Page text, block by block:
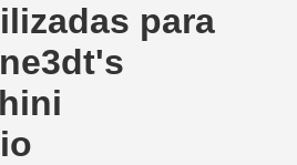
para